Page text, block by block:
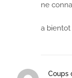
ne
a bientot
Coups